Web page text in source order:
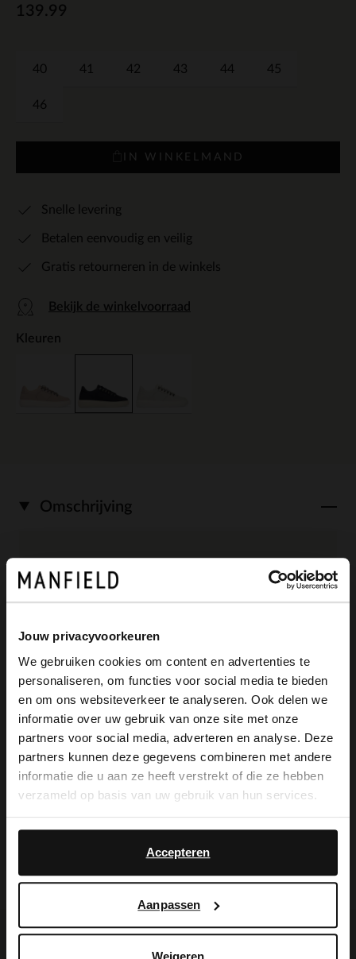
Jouw privacyvoorkeuren
We gebruiken cookies om content en advertenties te
personaliseren, om functies voor social media te bieden
en om ons websiteverkeer te analyseren. Ook delen we
informatie over uw gebruik van onze site met onze
partners voor social media, adverteren en analyse. Deze
partners kunnen deze gegevens combineren met andere
informatie die u aan ze heeft verstrekt of die ze hebben
verzameld op basis van uw gebruik van hun services.
Accepteren
Aanpassen
139.99
40 41 42 43 44 45
46
IN WINKELMAND
Snelle levering
Betalen eenvoudig en veilig
Gratis retourneren in de winkels
Bekijk de winkelvoorraad
Kleuren
Voor jou erbij gezocht
Omschrijving
Donkerblauwe nubuck sneakers van
Manfield. De sneakers hebben een witte
verzorging en bescherming de
suède/nubuck spray in transparant.
Alles over dit product
Maattabel
×
View this website in English?
It looks like your language isn't Dutch. Would
you like to switch to English?
English